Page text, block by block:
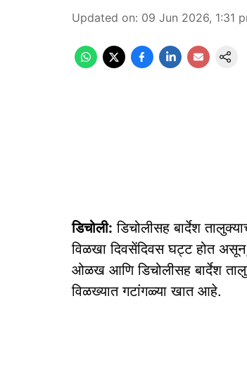
Updated on: 09 Jun 2026, 1:31
डिचोली: डिचोलीसह बार्देश
विळखा दिवसेंदिवस घट्ट होत
ओळख आणि डिचोलीसह बार्देश
विळख्यात गटांगळ्या खात आहे.